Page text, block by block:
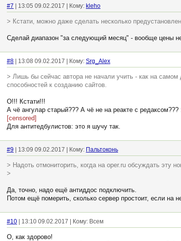
#7 | 13:05 09.02.2017 | Кому: kleho
> Кстати, можно даже сделать несколько
Сделай диапазон "за следующий месяц" - вообще цены
#8 | 13:08 09.02.2017 | Кому: Srg_Alex
> Лишь бы сейчас автора не начали учить - как на
способностей к созданию сайтов.
О!!! Кстати!!!
А чё ангулар старый??? А чё не на реакте с редаксом???
[censored]
Для антитедбулистов: это я шучу так.
#9 | 13:09 09.02.2017 | Кому: Пальтоконь
> Надоть отмониторить, когда на oper.ru обсуждать эту
>
Да, точно, надо ещё антиддос подключить.
Потом ещё померить, сколько сервер простоит, если на
#10 | 13:10 09.02.2017 | Кому: Всем
О, как здорово!